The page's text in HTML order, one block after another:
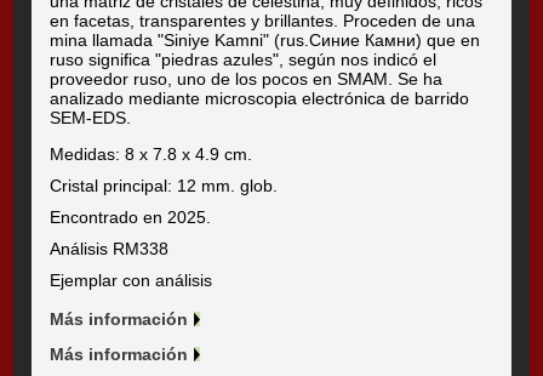
en facetas, transparentes y brillantes. Proceden de una
mina llamada "Siniye Kamni" (rus.Синие Камни) que en
ruso significa "piedras azules", según nos indicó el
proveedor ruso, uno de los pocos en SMAM. Se ha
analizado mediante microscopia electrónica de barrido
SEM-EDS.
Medidas: 8 x 7.8 x 4.9 cm.
Cristal principal: 12 mm. glob.
Encontrado en 2025.
Análisis RM338
Ejemplar con análisis
Más información
Más información